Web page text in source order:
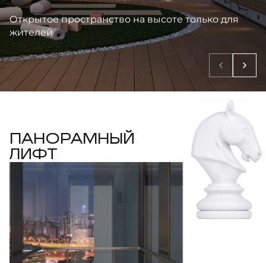
Открытое пространство на высоте только для
жителей
ПАНОРАМНЫЙ
ЛИФТ